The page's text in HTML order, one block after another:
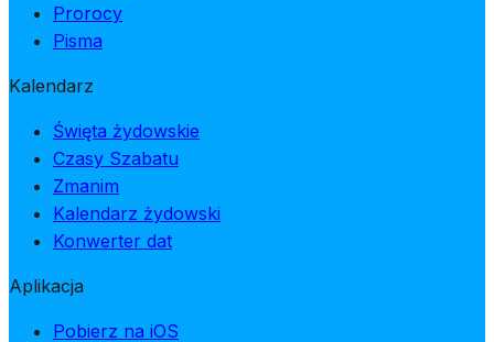
Prorocy
Pisma
Kalendarz
Święta żydowskie
Czasy Szabatu
Zmanim
Kalendarz żydowski
Konwerter dat
Aplikacja
Pobierz na iOS